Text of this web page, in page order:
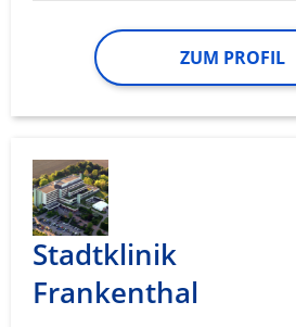
ZUM PROFIL
Stadtklinik
Frankenthal